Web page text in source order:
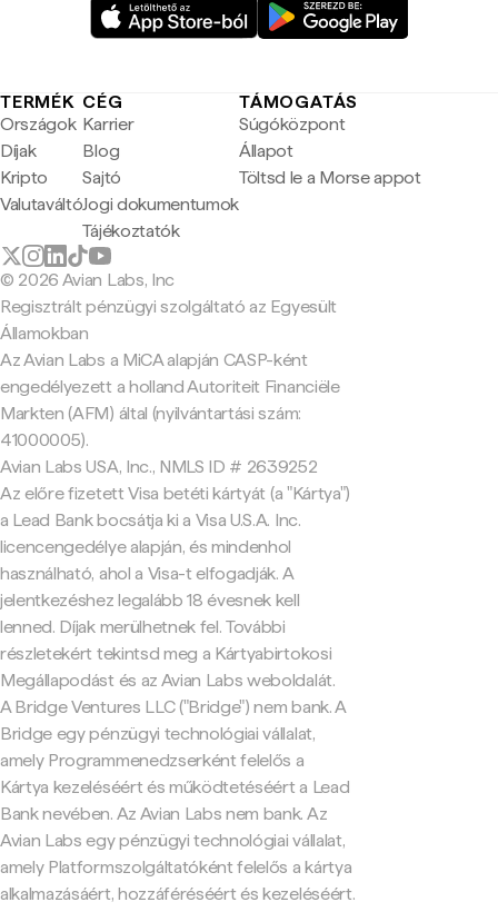
TERMÉK
Országok
Díjak
Kripto
Valutaváltó
CÉG
Karrier
Blog
Sajtó
Jogi dokumentumok
Tájékoztatók
TÁMOGATÁS
Súgóközpont
Állapot
Töltsd le a Morse appot
© 2026 Avian Labs, Inc
Regisztrált pénzügyi szolgáltató az Egyesült
Államokban
Az Avian Labs a MiCA alapján CASP-ként
engedélyezett a holland Autoriteit Financiële
Markten (AFM) által (nyilvántartási szám:
41000005).
Avian Labs USA, Inc., NMLS ID # 2639252
Az előre fizetett Visa betéti kártyát (a "Kártya")
a Lead Bank bocsátja ki a Visa U.S.A. Inc.
licencengedélye alapján, és mindenhol
használható, ahol a Visa-t elfogadják. A
jelentkezéshez legalább 18 évesnek kell
lenned. Díjak merülhetnek fel. További
részletekért tekintsd meg a Kártyabirtokosi
Megállapodást és az Avian Labs weboldalát.
A Bridge Ventures LLC ("Bridge") nem bank. A
Bridge egy pénzügyi technológiai vállalat,
amely Programmenedzserként felelős a
Kártya kezeléséért és működtetéséért a Lead
Bank nevében. Az Avian Labs nem bank. Az
Avian Labs egy pénzügyi technológiai vállalat,
amely Platformszolgáltatóként felelős a kártya
alkalmazásáért, hozzáféréséért és kezeléséért.